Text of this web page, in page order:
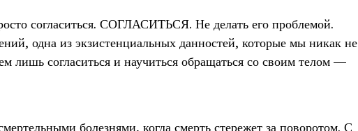
согласиться. СОГЛАСИТЬСЯ. Не делать его проблемой.
одна из экзистенциальных данностей, которые мы никак не
согласиться и научиться обращаться со своим телом —
болезнями, когда смерть стережет за поворотом. С